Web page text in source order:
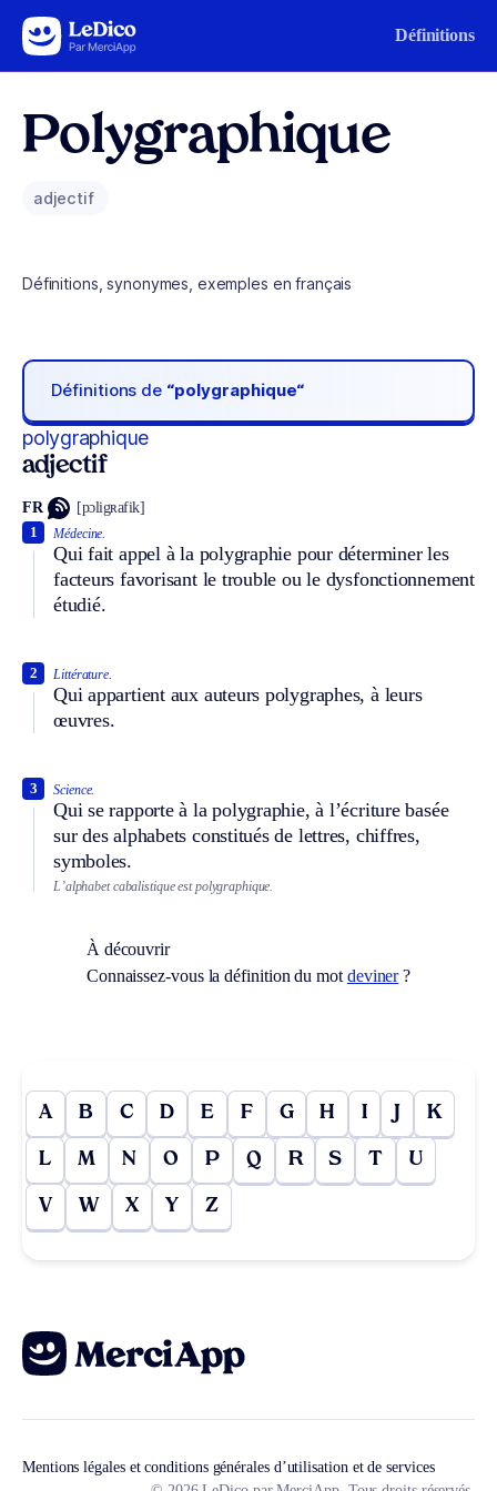
Aller au contenu Définitions
Polygraphique
adjectif
Définitions, synonymes, exemples en français
Définitions de “polygraphique“
polygraphique
adjectif
FR [pɔligʀafik]
Médecine.
Qui fait appel à la polygraphie pour déterminer les
facteurs favorisant le trouble ou le dysfonctionnement
étudié.
1
Littérature.
Qui appartient aux auteurs polygraphes, à leurs
œuvres.
2
Science.
Qui se rapporte à la polygraphie, à l’écriture basée
sur des alphabets constitués de lettres, chiffres,
symboles.
3
L’alphabet cabalistique est polygraphique.
À découvrir
Connaissez-vous la définition du mot deviner?
A B C D E F G H I J K
L M N O P Q R S T U
V W X Y Z
Mentions légales et conditions générales d’utilisation et de services